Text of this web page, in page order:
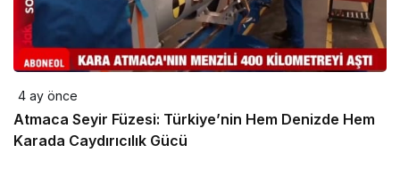
4 ay önce
Atmaca Seyir Füzesi: Türkiye’nin Hem Denizde Hem
Karada Caydırıcılık Gücü